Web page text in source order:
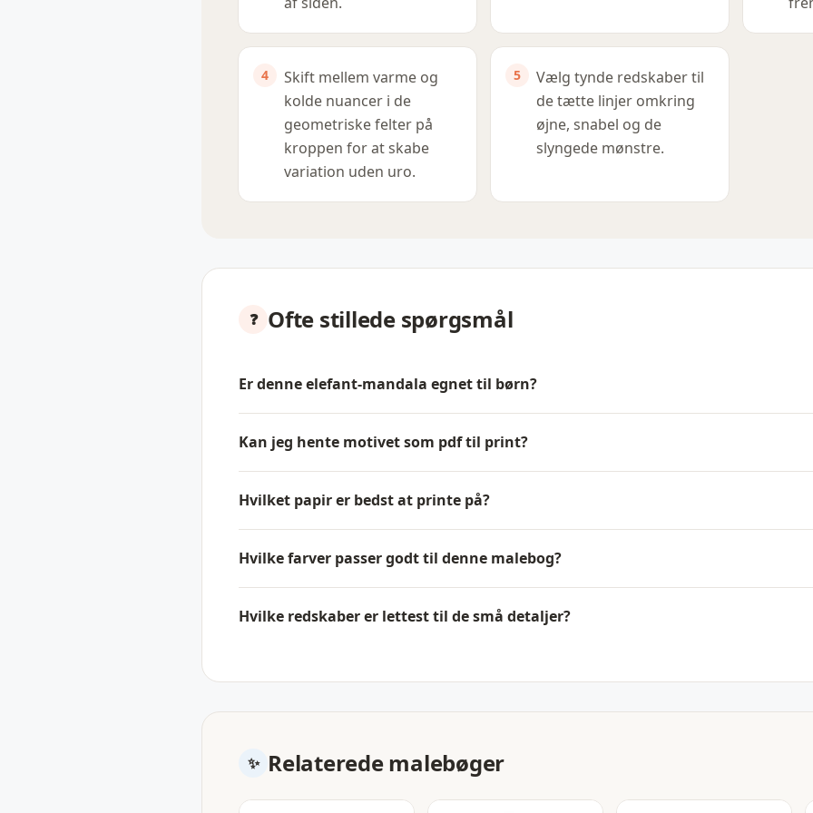
Skift mellem varme og
kolde nuancer i de
geometriske felter på
kroppen for at skabe
variation uden uro.
Vælg tynde redskaber til
de tætte linjer omkring
øjne, snabel og de
slyngede mønstre.
Ofte stillede spørgsmål
Er denne elefant-mandala egnet til børn?
Kan jeg hente motivet som pdf til print?
Hvilket papir er bedst at printe på?
Hvilke farver passer godt til denne malebog?
Hvilke redskaber er lettest til de små detaljer?
Relaterede malebøger